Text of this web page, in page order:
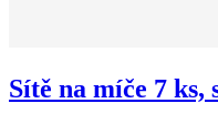
Sítě na míče 7 ks,